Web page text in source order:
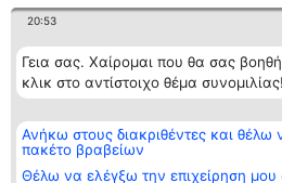
20:53
Γεια σας. Χαίρομαι που θα σας
κλικ στο αντίστοιχο θέμα
Ανήκω στους διακριθέντες και
πακέτο βραβείων
Θέλω να ελέγξω την επιχείρηση μου
Διοργανωτής της
κατάταξης
BEAUTIFUL COMPANY
Κατάταξη
Διακριθέντες
των